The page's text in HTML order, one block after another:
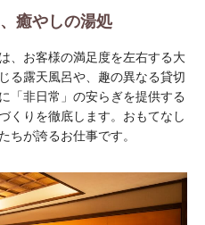
癒やしの湯処
、お客様の満足度を左右する大
る露天風呂や、趣の異なる貸切
「非日常」の安らぎを提供する
くりを徹底します。おもてなし
ちが誇るお仕事です。